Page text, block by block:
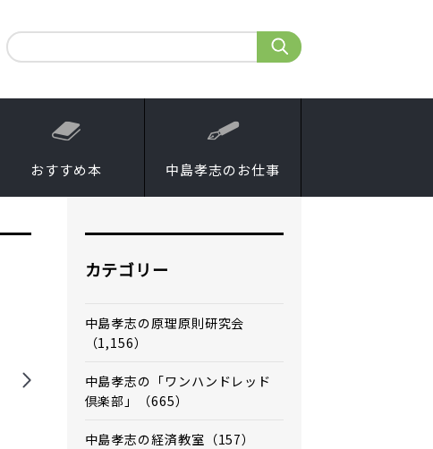
おすすめ本 中島孝志のお仕事
カテゴリー
中島孝志の原理原則研究会
（1,156）
中島孝志の「ワンハンドレッド
倶楽部」（665）
中島孝志の経済教室（157）